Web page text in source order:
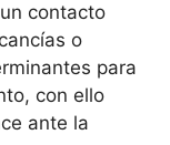
contacto
o
para
con ello
ante la